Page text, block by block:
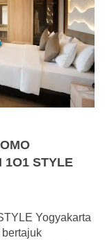
1O1 STYLE
Yogyakarta